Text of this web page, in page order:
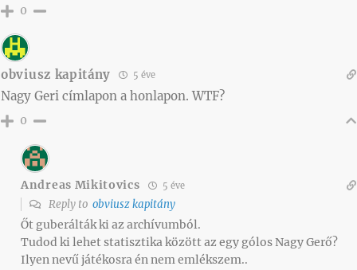
0
obviusz kapitány 5 éve
Nagy Geri címlapon a honlapon. WTF?
0
Andreas Mikitovics 5 éve
Reply to obviusz kapitány
Őt guberálták ki az archívumból.
Tudod ki lehet statisztika között az egy gólos Nagy Gerő?
Ilyen nevű játékosra én nem emlékszem..